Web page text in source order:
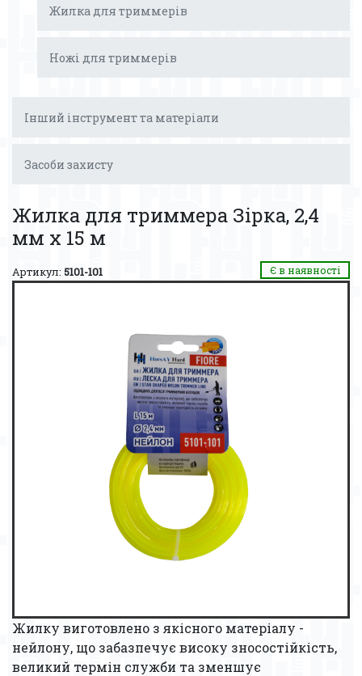
Жилка для триммерів
Ножі для триммерів
Інший інструмент та матеріали
Засоби захисту
Жилка для триммера Зірка, 2,4
мм х 15 м
Артикул: 5101-101 Є в наявності
Жилку виготовлено з якісного матеріалу -
нейлону, що забазпечує високу зносостійкість,
великий термін служби та зменшує